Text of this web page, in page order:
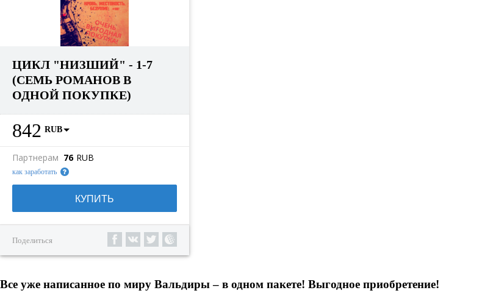
ЦИКЛ "НИЗШИЙ" - 1-7
(СЕМЬ РОМАНОВ В
ОДНОЙ ПОКУПКЕ)
842 RUB
Партнерам 76 RUB
как заработать
КУПИТЬ
Поделиться
Все уже написанное по миру Вальдиры – в одном пакете! Выгодное приобретение!